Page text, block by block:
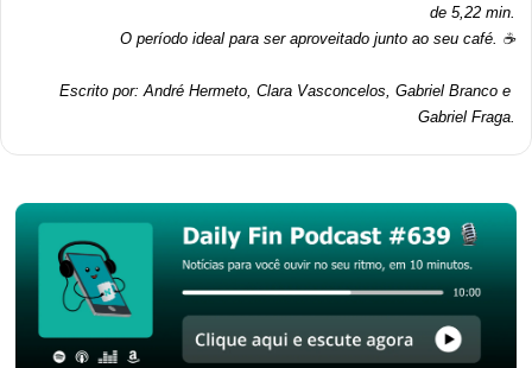
de 5,22 min.
O período ideal para ser aproveitado junto ao seu café. ☕
Escrito por: André Hermeto, Clara Vasconcelos, Gabriel Branco e
Gabriel Fraga.